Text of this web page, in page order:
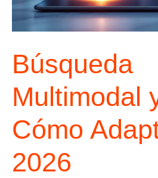
Búsqueda
Multimodal
Cómo
2026